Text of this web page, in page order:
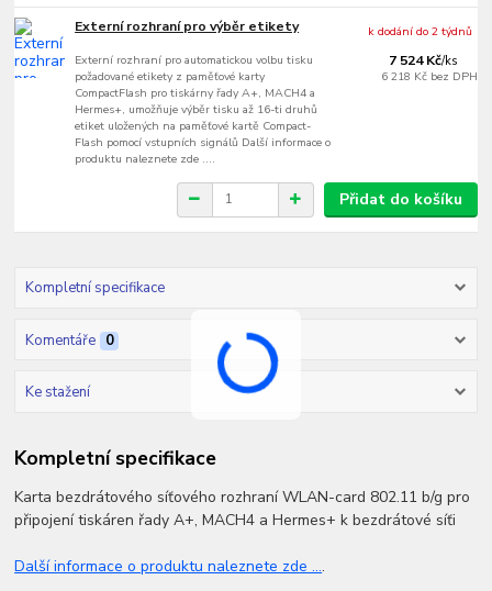
Externí rozhraní pro výběr etikety
Externí rozhraní pro automatickou volbu tisku
požadované etikety z paměťové karty
CompactFlash pro tiskárny řady A+, MACH4 a
Hermes+, umožňuje výběr tisku až 16-ti druhů
etiket uložených na paměťové kartě Compact-
Flash pomocí vstupních signálů Další informace o
produktu naleznete zde ....
7 524 Kč/ks
6 218 Kč bez DPH
k dodání do 2 týdnů
Přidat do košíku
Kompletní specifikace
Komentáře 0
Ke stažení
Kompletní specifikace
Karta bezdrátového síťového rozhraní WLAN-card 802.11 b/g pro
připojení tiskáren řady A+, MACH4 a Hermes+ k bezdrátové síťi
Další informace o produktu naleznete zde ....